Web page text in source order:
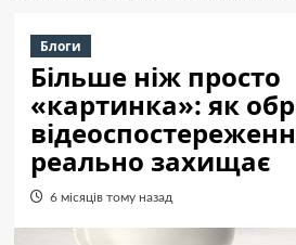
Блоги
Більше ніж просто
«картинка»: як
реально захищає
6 місяців тому назад